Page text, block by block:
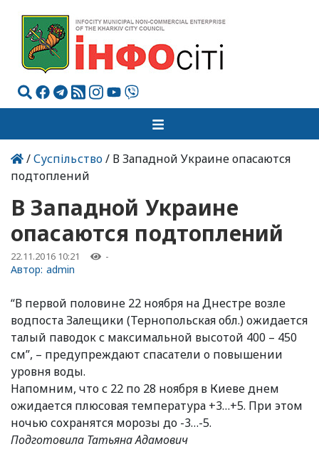
/Суспільство/ В Западной Украине опасаются
подтоплений
В Западной Украине
опасаются подтоплений
22.11.2016 10:21 -
Автор: admin
“В первой половине 22 ноября на Днестре возле
водпоста Залещики (Тернопольская обл.) ожидается
талый паводок с максимальной высотой 400 – 450
см”, – предупреждают спасатели о повышении
уровня воды.
Напомним, что с 22 по 28 ноября в Киеве днем
ожидается плюсовая температура +3…+5. При этом
ночью сохранятся морозы до -3…-5.
Подготовила Татьяна Адамович